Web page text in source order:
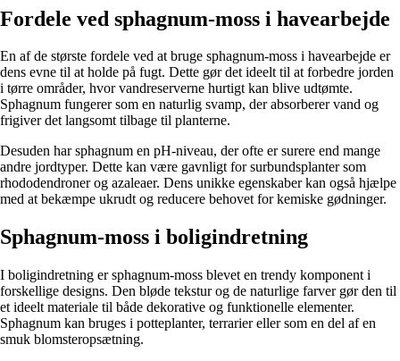
Fordele ved sphagnum-moss i havearbejde
En af de største fordele ved at bruge sphagnum-moss i havearbejde er
dens evne til at holde på fugt. Dette gør det ideelt til at forbedre jorden
i tørre områder, hvor vandreserverne hurtigt kan blive udtømte.
Sphagnum fungerer som en naturlig svamp, der absorberer vand og
frigiver det langsomt tilbage til planterne.
Desuden har sphagnum en pH-niveau, der ofte er surere end mange
andre jordtyper. Dette kan være gavnligt for surbundsplanter som
rhododendroner og azaleaer. Dens unikke egenskaber kan også hjælpe
med at bekæmpe ukrudt og reducere behovet for kemiske gødninger.
Sphagnum-moss i boligindretning
I boligindretning er sphagnum-moss blevet en trendy komponent i
forskellige designs. Den bløde tekstur og de naturlige farver gør den til
et ideelt materiale til både dekorative og funktionelle elementer.
Sphagnum kan bruges i potteplanter, terrarier eller som en del af en
smuk blomsteropsætning.